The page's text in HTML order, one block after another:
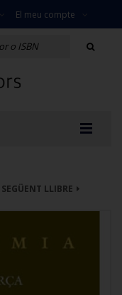
El meu compte
SEGÜENT LLIBRE